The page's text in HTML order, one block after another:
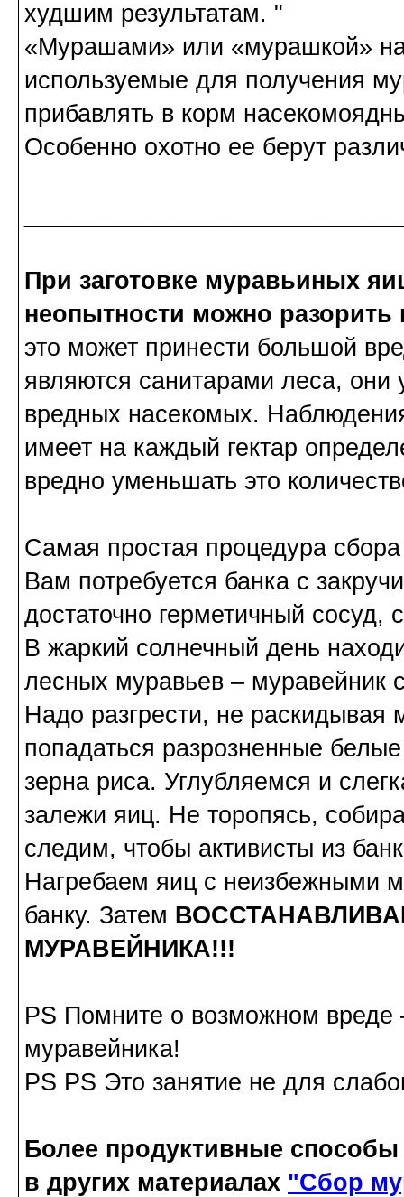
худшим результатам. "
«Мурашами» или «мурашкой»
используемые для получения
прибавлять в корм
Особенно охотно ее берут
При заготовке муравьиных
неопытности можно
это может принести большой
являются санитарами леса, они
вредных насекомых.
имеет на каждый гектар
вредно уменьшать это
Самая простая процедура
Вам потребуется банка с
достаточно герметичный сосуд,
В жаркий солнечный день
лесных муравьев – муравейник
Надо разгрести, не
попадаться разрозненные
зерна риса. Углубляемся и
залежи яиц. Не торопясь,
следим, чтобы активисты из
Нагребаем яиц с неизбежными
банку. Затем
МУРАВЕЙНИКА!!!
PS Помните о возможном вреде
муравейника!
PS PS Это занятие не для
Более продуктивные
в других материалах "Сбор